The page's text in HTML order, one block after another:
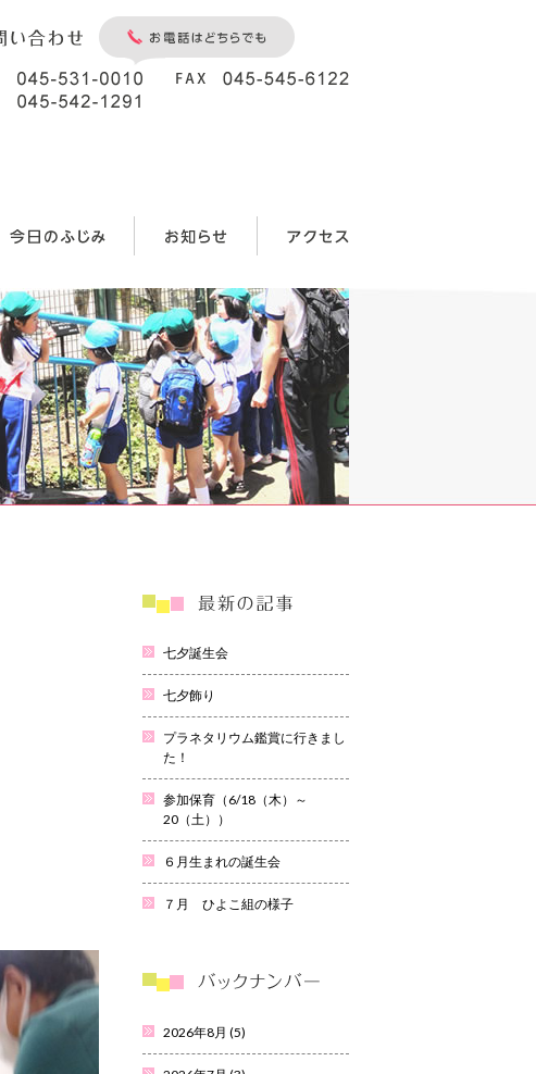
七夕誕生会
七夕飾り
プラネタリウム鑑賞に行きまし
た！
参加保育（6/18（木）～
20（土））
６月生まれの誕生会
７月 ひよこ組の様子
2026年8月 (5)